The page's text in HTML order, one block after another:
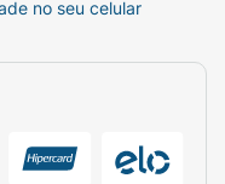
Organoneuro
no seu celular